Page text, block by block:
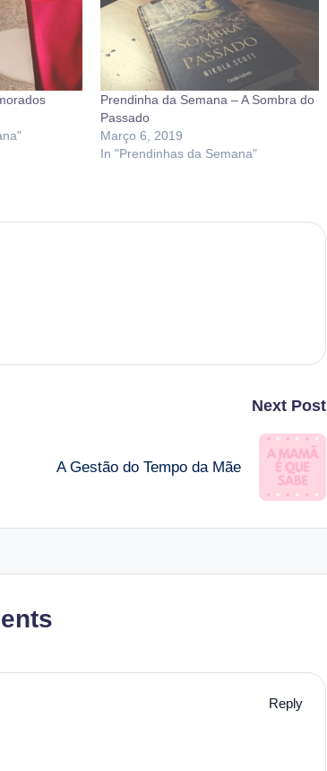
Prendinha da Semana – A Sombra do
Passado
Março 6, 2019
In "Prendinhas da Semana"
Next Post
A Gestão do Tempo da Mãe
Reply